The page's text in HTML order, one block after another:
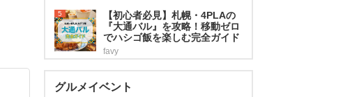
5
【初心者必見】札幌・4PLAの
『大通バル』を攻略！移動ゼロ
でハシゴ飯を楽しむ完全ガイド
favy
グルメイベント